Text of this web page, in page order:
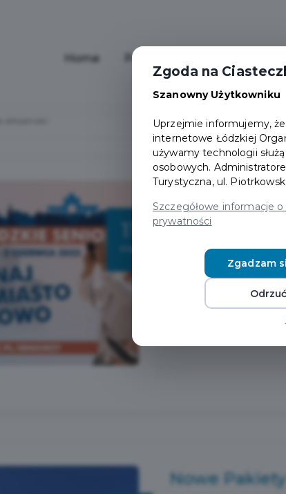
Home Pakiety
VIII ŁÓDZKIE
21 maja wystartuje
Łódzkich
wydarzeń dla
przez Miasto Łódź
instytucjami,
pozarządowymi i
Nowe
Zgoda na
Szanowny Użytkowniku
Uprzejmie informujemy,
internetowe Łódzkiej
używamy technologii
osobowych.
Turystyczna, ul.
Szczegółowe informacje
prywatności
Zgadzam